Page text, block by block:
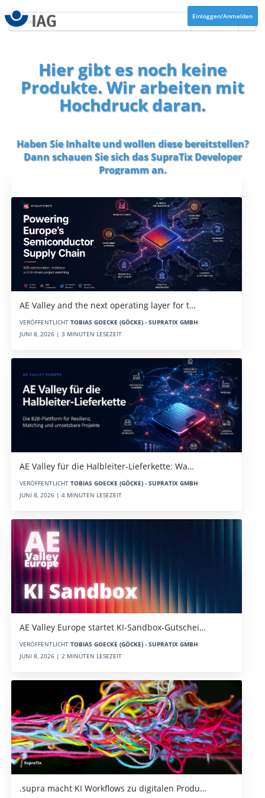
Einloggen/Anmelden
Hier gibt es noch keine
Produkte. Wir arbeiten mit
Hochdruck daran.
Haben Sie Inhalte und wollen diese bereitstellen?
Dann schauen Sie sich dasSupraTix Developer
Programman.
AE Valley and the next operating layer for t…
VERÖFFENTLICHT TOBIAS GOECKE (GÖCKE) - SUPRATIX GMBH
JUNI 8, 2026 | 3 MINUTEN LESEZEIT
AE Valley für die Halbleiter-Lieferkette: Wa…
VERÖFFENTLICHT TOBIAS GOECKE (GÖCKE) - SUPRATIX GMBH
JUNI 8, 2026 | 4 MINUTEN LESEZEIT
AE Valley Europe startet KI-Sandbox-Gutschei…
VERÖFFENTLICHT TOBIAS GOECKE (GÖCKE) - SUPRATIX GMBH
JUNI 8, 2026 | 2 MINUTEN LESEZEIT
.supra macht KI Workflows zu digitalen Produ…